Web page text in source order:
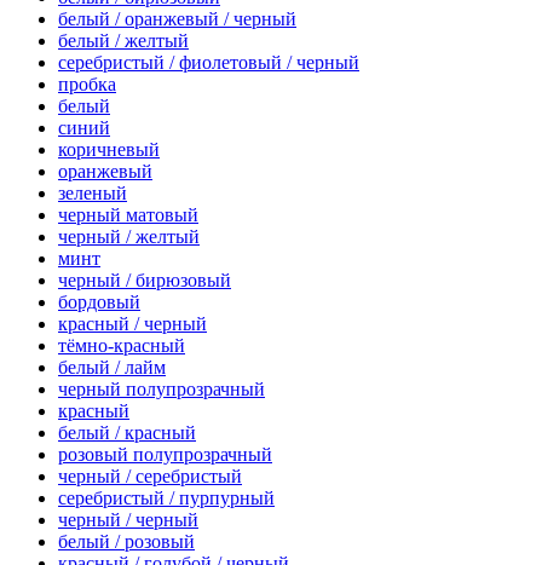
белый / оранжевый / черный
белый / желтый
серебристый / фиолетовый / черный
пробка
белый
синий
коричневый
оранжевый
зеленый
черный матовый
черный / желтый
минт
черный / бирюзовый
бордовый
красный / черный
тёмно-красный
белый / лайм
черный полупрозрачный
красный
белый / красный
розовый полупрозрачный
черный / серебристый
серебристый / пурпурный
черный / черный
белый / розовый